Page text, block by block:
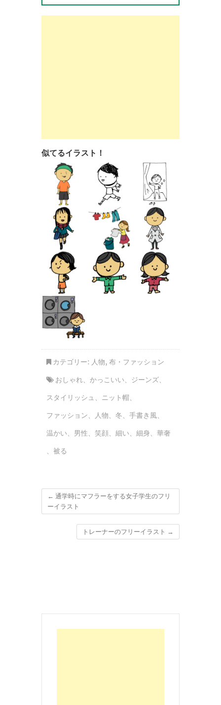
似てるイラスト！
カテゴリー: 人物, 布・ファッション
おしゃれ、 かっこいい、 ジーンズ、
スタイリッシュ 、 ニット帽、
ファッション、 人物、 冬、 手書き風、
温かい、 男性、 笑顔、 細い、 細身、 華奢
、 被る
← 通学時にマフラーをする女子学生のフリ
ーイラスト
トレーナーのフリーイラスト →